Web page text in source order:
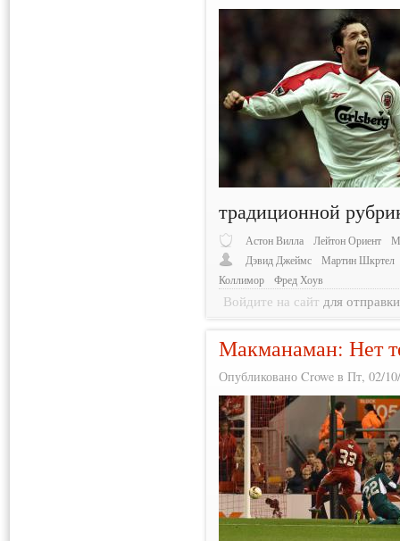
традиционной
Астон Вилла Лейтон Ориент
Дэвид Джеймс
Мартин Шкртел
Коллимор
Фред Хоув
Войдите на сайт для
Макманаман: Нет
Опубликовано Crowe в Пт, 02/